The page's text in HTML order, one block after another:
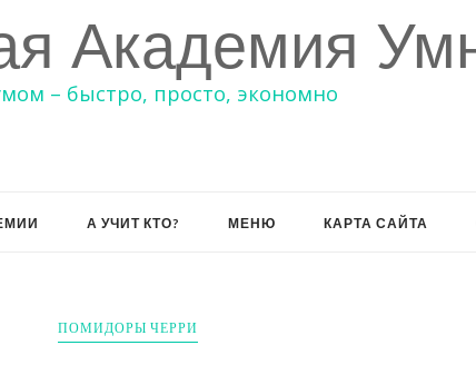
Академия
– быстро, просто, экономно
А УЧИТ КТО? МЕНЮ КАРТА САЙТА
ПОМИДОРЫ ЧЕРРИ